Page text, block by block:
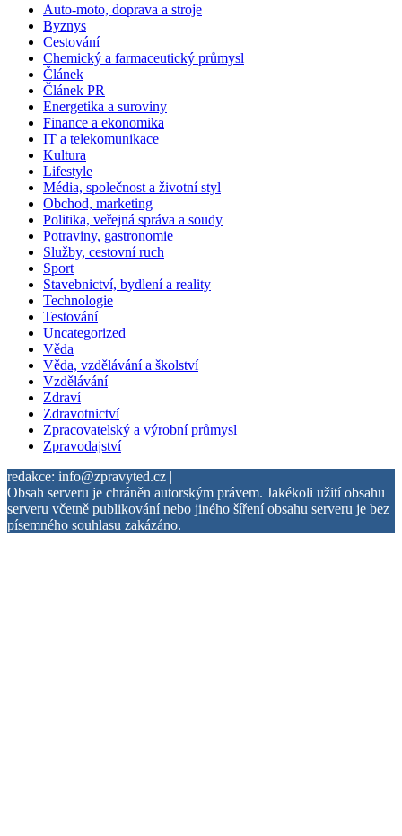
Auto-moto, doprava a stroje
Byznys
Cestování
Chemický a farmaceutický průmysl
Článek
Článek PR
Energetika a suroviny
Finance a ekonomika
IT a telekomunikace
Kultura
Lifestyle
Média, společnost a životní styl
Obchod, marketing
Politika, veřejná správa a soudy
Potraviny, gastronomie
Služby, cestovní ruch
Sport
Stavebnictví, bydlení a reality
Technologie
Testování
Uncategorized
Věda
Věda, vzdělávání a školství
Vzdělávání
Zdraví
Zdravotnictví
Zpracovatelský a výrobní průmysl
Zpravodajství
redakce: info@zpravyted.cz |
Obsah serveru je chráněn autorským právem. Jakékoli užití obsahu
serveru včetně publikování nebo jiného šíření obsahu serveru je bez
písemného souhlasu zakázáno.